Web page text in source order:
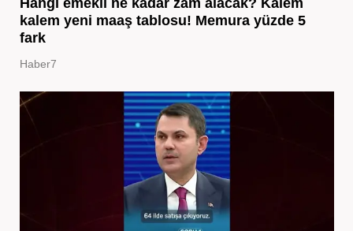
Hangi emekli ne kadar zam alacak? Kalem
kalem yeni maaş tablosu! Memura yüzde 5
fark
Haber7